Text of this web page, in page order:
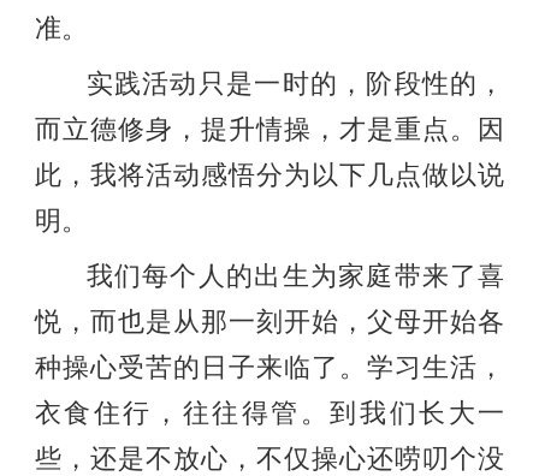
准。
实践活动只是一时的，阶段性的，
而立德修身，提升情操，才是重点。因
此，我将活动感悟分为以下几点做以说
明。
我们每个人的出生为家庭带来了喜
悦，而也是从那一刻开始，父母开始各
种操心受苦的日子来临了。学习生活，
衣食住行，往往得管。到我们长大一
些，还是不放心，不仅操心还唠叨个没